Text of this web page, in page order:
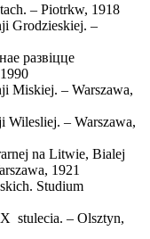
– Piotrkw, 1918
Grodzieskiej. –
развіцце
Miskiej. – Warszawa,
Wilesliej. – Warszawa,
na Litwie, Bialej
1921
Studium
stulecia. – Olsztyn,